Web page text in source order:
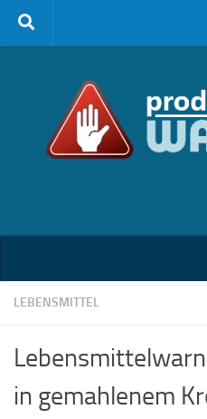
Zum Inhalt springen
LEBENSMITTEL
in gemahlenem